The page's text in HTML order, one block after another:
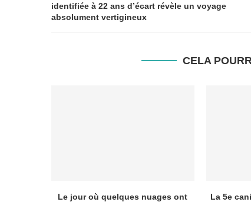
identifiée à 22 ans d’écart révèle un voyage
absolument vertigineux
CELA
Le jour où quelques nuages ont
La 5e